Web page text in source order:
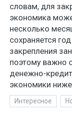
словам, для
экономика
несколько
сохраняется
закрепления
поэтому важно
денежно-
экономики
Интересное